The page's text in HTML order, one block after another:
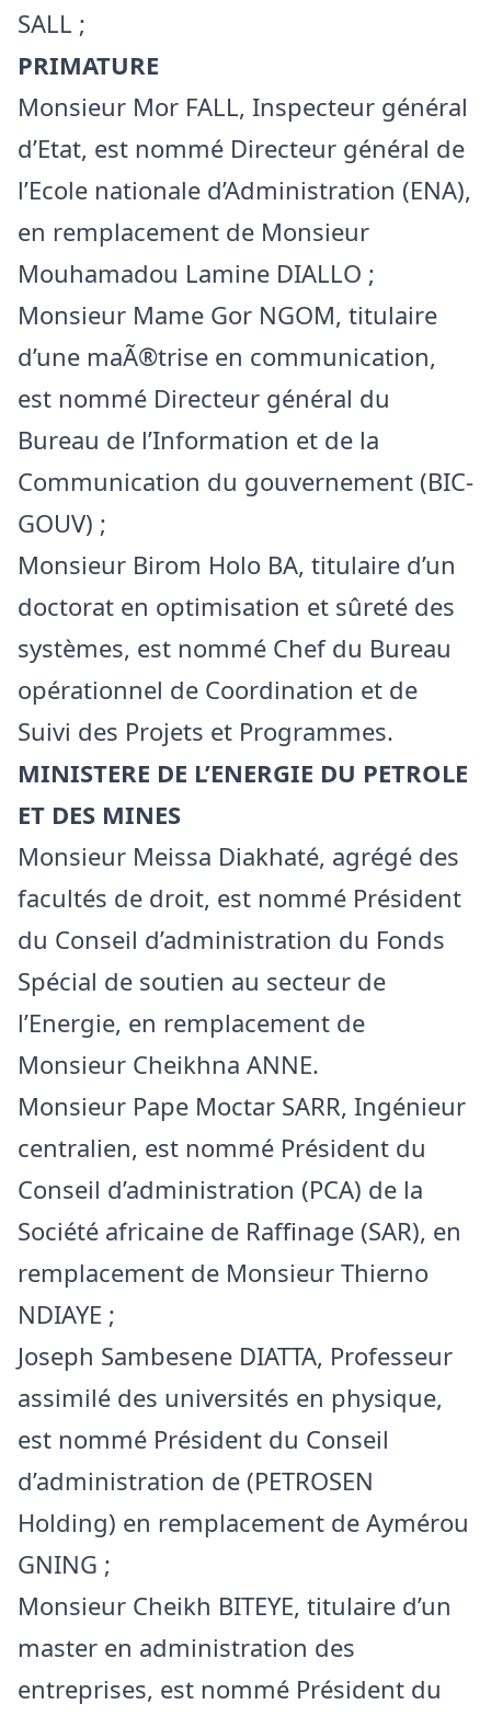
SALL ;
PRIMATURE
Monsieur Mor FALL, Inspecteur général
d’Etat, est nommé Directeur général de
l’Ecole nationale d’Administration (ENA),
en remplacement de Monsieur
Mouhamadou Lamine DIALLO ;
Monsieur Mame Gor NGOM, titulaire
d’une maÃ®trise en communication,
est nommé Directeur général du
Bureau de l’Information et de la
Communication du gouvernement (BIC-
GOUV) ;
Monsieur Birom Holo BA, titulaire d’un
doctorat en optimisation et sûreté des
systèmes, est nommé Chef du Bureau
opérationnel de Coordination et de
Suivi des Projets et Programmes.
MINISTERE DE L’ENERGIE DU PETROLE
ET DES MINES
Monsieur Meissa Diakhaté, agrégé des
facultés de droit, est nommé Président
du Conseil d’administration du Fonds
Spécial de soutien au secteur de
l’Energie, en remplacement de
Monsieur Cheikhna ANNE.
Monsieur Pape Moctar SARR, Ingénieur
centralien, est nommé Président du
Conseil d’administration (PCA) de la
Société africaine de Raffinage (SAR), en
remplacement de Monsieur Thierno
NDIAYE ;
Joseph Sambesene DIATTA, Professeur
assimilé des universités en physique,
est nommé Président du Conseil
d’administration de (PETROSEN
Holding) en remplacement de Aymérou
GNING ;
Monsieur Cheikh BITEYE, titulaire d’un
master en administration des
entreprises, est nommé Président du